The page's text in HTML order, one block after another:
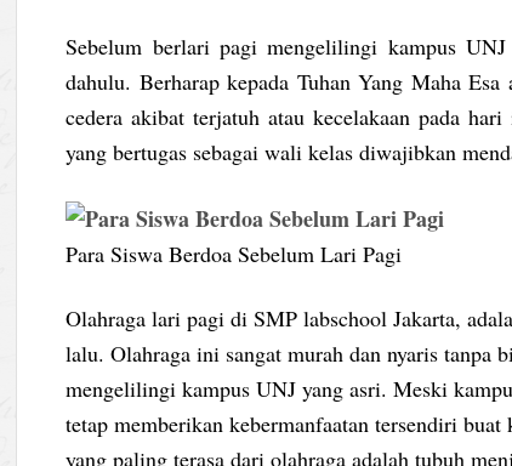
Sebelum berlari pagi mengelilingi kampus
dahulu. Berharap kepada Tuhan Yang Maha
cedera akibat terjatuh atau kecelakaan pada
yang bertugas sebagai wali kelas diwajibkan
Para Siswa Berdoa Sebelum Lari Pagi
Olahraga lari pagi di SMP labschool Jakarta,
lalu. Olahraga ini sangat murah dan nyaris tanpa
mengelilingi kampus UNJ yang asri. Meski
tetap memberikan kebermanfaatan tersendiri
yang paling terasa dari olahraga adalah tubuh